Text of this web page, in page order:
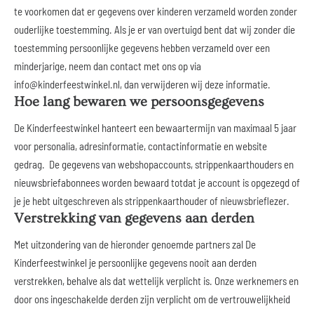
te voorkomen dat er gegevens over kinderen verzameld worden zonder
ouderlijke toestemming. Als je er van overtuigd bent dat wij zonder die
toestemming persoonlijke gegevens hebben verzameld over een
minderjarige, neem dan contact met ons op via
info@kinderfeestwinkel.nl, dan verwijderen wij deze informatie.
Hoe lang bewaren we persoonsgegevens
De Kinderfeestwinkel hanteert een bewaartermijn van maximaal 5 jaar
voor personalia, adresinformatie, contactinformatie en website
gedrag. De gegevens van webshopaccounts, strippenkaarthouders en
nieuwsbriefabonnees worden bewaard totdat je account is opgezegd of
je je hebt uitgeschreven als strippenkaarthouder of nieuwsbrieflezer.
Verstrekking van gegevens aan derden
Met uitzondering van de hieronder genoemde partners zal De
Kinderfeestwinkel je persoonlijke gegevens nooit aan derden
verstrekken, behalve als dat wettelijk verplicht is. Onze werknemers en
door ons ingeschakelde derden zijn verplicht om de vertrouwelijkheid